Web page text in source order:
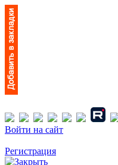
Войти на сайт
Регистрация